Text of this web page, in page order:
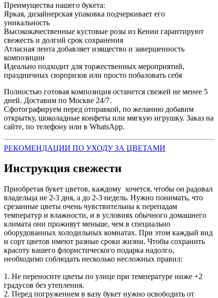
Преимущества нашего букета:
Яркая, дизайнерская упаковка подчеркивает его
уникальность
Высококачественные кустовые розы из Кении гарантируют
свежесть и долгий срок сохранения
Атласная лента добавляет изящество и завершенность
композиции
Идеально подходит для торжественных мероприятий,
праздничных сюрпризов или просто побаловать себя
Полностью готовая композиция останется свежей не менее 5
дней. Доставим по Москве 24/7.
Сфотографируем перед отправкой, по желанию добавим
открытку, шоколадные конфеты или мягкую игрушку. Заказ на
сайте, по телефону или в WhatsApp.
РЕКОМЕНДАЦИИ ПО УХОДУ ЗА ЦВЕТАМИ
Инструкция свежести
Приобретая букет цветов, каждому хочется, чтобы он радовал
владельца не 2-3 дня, а до 2-3 недель. Нужно понимать, что
срезанные цветы очень чувствительны к перепадам
температур и влажности, и в условиях обычного домашнего
климата они проживут меньше, чем в специально
оборудованных холодильных комнатах. При этом каждый вид
и сорт цветов имеют разные сроки жизни. Чтобы сохранить
красоту вашего флористического подарка надолго,
необходимо соблюдать несколько несложных правил:
1. Не переносите цветы по улице при температуре ниже +2
градусов без утепления.
2. Перед погружением в вазу букет нужно освободить от